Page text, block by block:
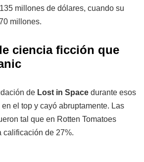
millones de dólares, cuando su
millones.
ciencia ficción que
de Lost in Space durante esos
el top y cayó abruptamente. Las
tal que en Rotten Tomatoes
calificación de 27%.